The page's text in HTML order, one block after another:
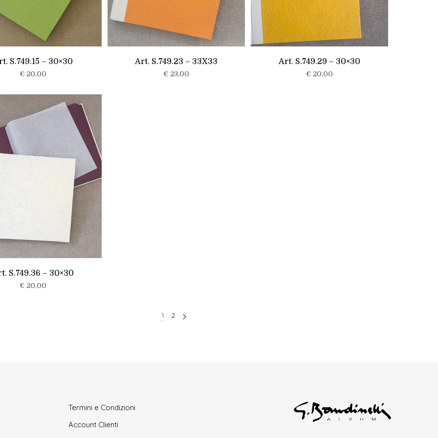
S.749.15 – 30×30
€ 20,00
Art. S.749.23 – 33X33
€ 23,00
Art. S.749.29 – 30×30
€20,00
S.749.36 – 30×30
€ 20,00
1 2
Termini e Condizioni
Account Clienti